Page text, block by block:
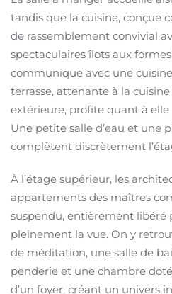
tandis que la cuisine, conçue
de rassemblement convivial
spectaculaires îlots aux
communique avec une
terrasse, attenante à la
extérieure, profite quant à elle
Une petite salle d’eau et une
complètent discrètement
À l’étage supérieur, les
appartements des maîtres
suspendu, entièrement libéré
pleinement la vue. On y
de méditation, une salle de
penderie et une chambre
d’un foyer, créant un univers